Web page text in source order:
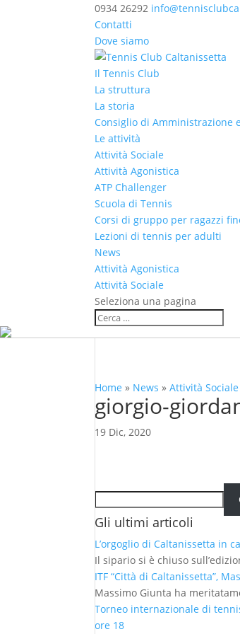
0934 26292
Contatti
Dove siamo
Il Tennis Club
La struttura
La storia
Consiglio di Amministrazione
Le attività
Attività Sociale
Attività Agonistica
ATP Challenger
Scuola di Tennis
Corsi di gruppo per ragazzi
Lezioni di tennis per adulti
News
Attività Agonistica
Attività Sociale
Seleziona una pagina
Home » News »Attività Sociale
giorgio-
19 Dic, 2020
Cerca
Gli ultimi articoli
L’orgoglio di Caltanissetta in
Il sipario si è chiuso
ITF “Città di Caltanissetta”,
Massimo Giunta ha
Torneo internazionale di
ore 18